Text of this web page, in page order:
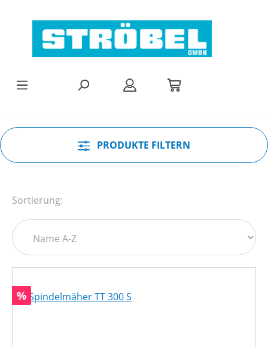
PRODUKTE FILTERN
Sortierung:
Rabatt
%